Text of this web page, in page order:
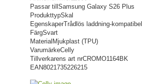
Passar till Samsung Galaxy S26 Plus
ProdukttypSkal
EgenskaperTrådlös laddning-kompatibel
FärgSvart
Material Mjukplast (TPU)
VarumärkeCelly
Tillverkarens art nrCROMO1164BK
EAN8021735226215